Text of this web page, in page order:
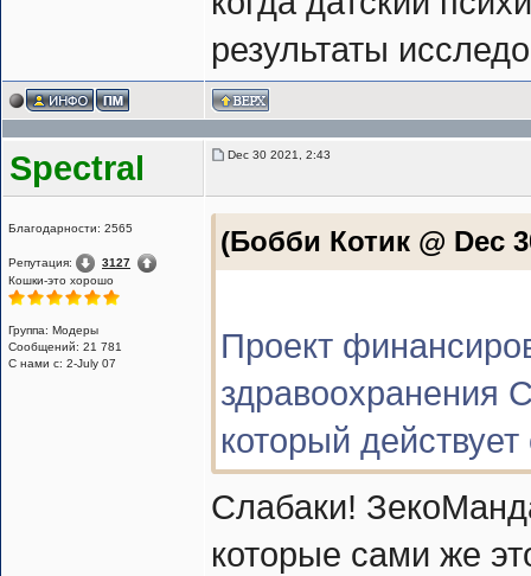
результаты
Spectral Dec 30 2021, 2:43
Благодарности: 2565
Репутация:
3127
Кошки-это хорошо
Группа: Модеры
Сообщений: 21 781
С нами с: 2-July 07
(Бобби Котик @ Dec
Проект
здравоохранения
который
Слабаки!
которые сами же